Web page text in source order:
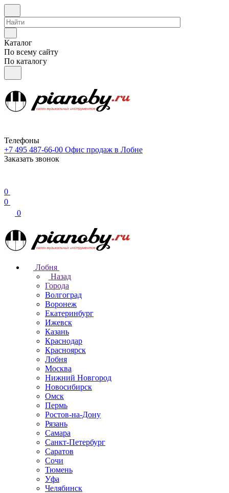
Каталог
По всему сайту
По каталогу
Телефоны
+7 495 487-66-00 Офис продаж в Лобне
Заказать звонок
0
0
0
Лобня
Назад
Города
Волгоград
Воронеж
Екатеринбург
Ижевск
Казань
Краснодар
Красноярск
Лобня
Москва
Нижний Новгород
Новосибирск
Омск
Пермь
Ростов-на-Дону
Рязань
Самара
Санкт-Петербург
Саратов
Сочи
Тюмень
Уфа
Челябинск